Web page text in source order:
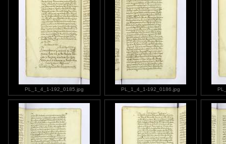
PL_1_4_1-192_0185.jpg PL_1_4_1-192_0186.jpg